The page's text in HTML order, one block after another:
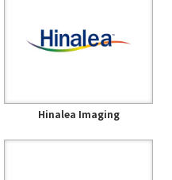
Hinalea Imaging